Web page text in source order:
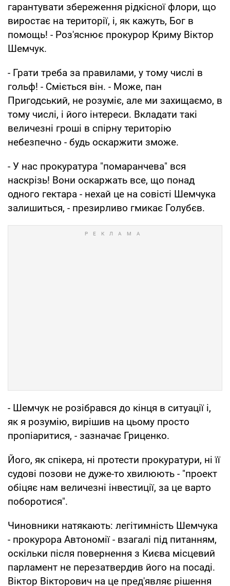
гарантувати збереження рідкісної флори, що
виростає на території, і, як кажуть, Бог в
помощь! - Роз'яснює прокурор Криму Віктор
Шемчук.
- Грати треба за правилами, у тому числі в
гольф! - Сміється він. - Може, пан
Пригодський, не розуміє, але ми захищаємо, в
тому числі, і його інтереси. Вкладати такі
величезні гроші в спірну територію
небезпечно - будь оскаржити зможе.
- У нас прокуратура "помаранчева" вся
наскрізь! Вони оскаржать все, що понад
одного гектара - нехай це на совісті Шемчука
залишиться, - презирливо гмикає Голубєв.
- Шемчук не розібрався до кінця в ситуації і,
як я розумію, вирішив на цьому просто
пропіаритися, - зазначає Гриценко.
Його, як спікера, ні протести прокуратури, ні її
судові позови не дуже-то хвилюють - "проект
обіцяє нам величезні інвестиції, за це варто
поборотися".
Чиновники натякають: легітимність Шемчука
- прокурора Автономії - взагалі під питанням,
оскільки після повернення з Києва місцевий
парламент не перезатвердив його на посаді.
Віктор Вікторович на це пред'являє рішення